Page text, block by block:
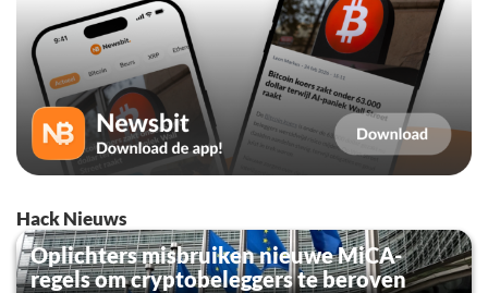
Hack Nieuws
Oplichters misbruiken nieuwe MiCA-
regels om cryptobeleggers te beroven